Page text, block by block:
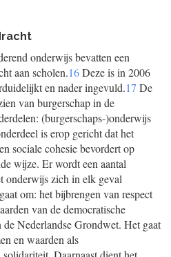
onderwijs bevatten een
aan scholen.16Deze is in 2006
en nader ingevuld.17 De
van burgerschap in de
(burgerschaps-)onderwijs
is erop gericht dat het
sociale cohesie bevordert op
wijze. Er wordt een aantal
onderwijs zich in elk geval
om: het bijbrengen van respect
van de democratische
de Nederlandse Grondwet. Het gaat
en waarden als